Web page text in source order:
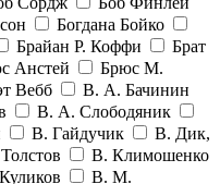
Богдана Бойко
Брайан Р. Коффи
Брат
Анстей
Брюс М.
Вебб
В. А. Бачинин
В. А. Слободяник
В. Гайдучик
В. Дик,
В. Климошенко
В. М.